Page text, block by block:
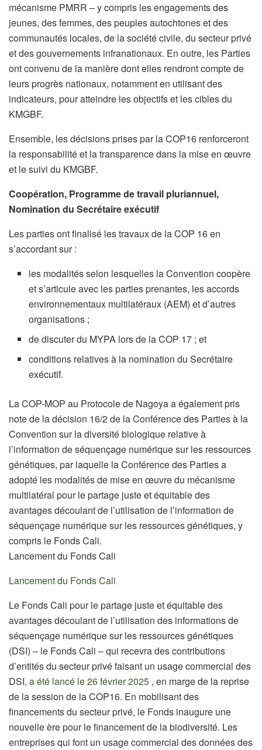
mécanisme PMRR – y compris les engagements des
jeunes, des femmes, des peuples autochtones et des
communautés locales, de la société civile, du secteur privé
et des gouvernements infranationaux. En outre, les Parties
ont convenu de la manière dont elles rendront compte de
leurs progrès nationaux, notamment en utilisant des
indicateurs, pour atteindre les objectifs et les cibles du
KMGBF.
Ensemble, les décisions prises par la COP16 renforceront
la responsabilité et la transparence dans la mise en œuvre
et le suivi du KMGBF.
Coopération, Programme de travail pluriannuel,
Nomination du Secrétaire exécutif
Les parties ont finalisé les travaux de la COP 16 en
s’accordant sur :
les modalités selon lesquelles la Convention coopère
et s’articule avec les parties prenantes, les accords
environnementaux multilatéraux (AEM) et d’autres
organisations ;
de discuter du MYPA lors de la COP 17 ; et
conditions relatives à la nomination du Secrétaire
exécutif.
La COP-MOP au Protocole de Nagoya a également pris
note de la décision 16/2 de la Conférence des Parties à la
Convention sur la diversité biologique relative à
l’information de séquençage numérique sur les ressources
génétiques, par laquelle la Conférence des Parties a
adopté les modalités de mise en œuvre du mécanisme
multilatéral pour le partage juste et équitable des
avantages découlant de l’utilisation de l’information de
séquençage numérique sur les ressources génétiques, y
compris le Fonds Cali.
Lancement du Fonds Cali
Lancement du Fonds Cali
Le Fonds Cali pour le partage juste et équitable des
avantages découlant de l’utilisation des informations de
séquençage numérique sur les ressources génétiques
(DSI) – le Fonds Cali – qui recevra des contributions
d’entités du secteur privé faisant un usage commercial des
DSI, a été lancé le 26 février 2025 , en marge de la reprise
de la session de la COP16. En mobilisant des
financements du secteur privé, le Fonds inaugure une
nouvelle ère pour le financement de la biodiversité. Les
entreprises qui font un usage commercial des données des